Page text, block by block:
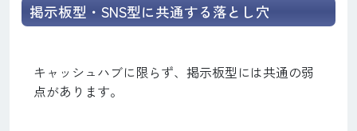
掲示板型・SNS型に共通する落とし穴
キャッシュハブに限らず、掲示板型には共通の弱
点があります。